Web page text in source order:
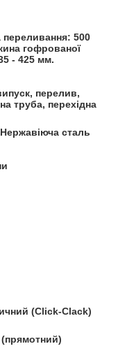
500
гофрованої
- 425 мм.
перелив,
труба, перехідна
сталь
(Click-Clack)